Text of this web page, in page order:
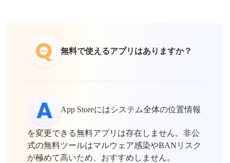
無料で使えるアプリはありますか？
App Storeにはシステム全体の位置情報
を変更できる無料アプリは存在しません。非公
式の無料ツールはマルウェア感染やBANリスク
が極めて高いため、おすすめしません。